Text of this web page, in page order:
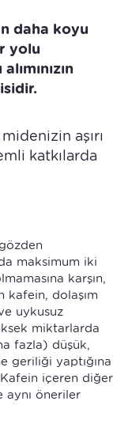
daha koyu
yolu
aşırı
katkılarda
maksimum iki
karşın,
dolaşım
uykusuz
miktarlarda
fazla) düşük,
geriliği yaptığına
Kafein içeren diğer
aynı öneriler